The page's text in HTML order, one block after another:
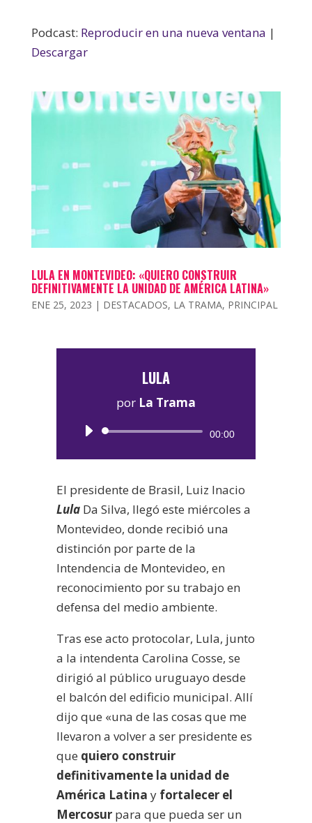
Podcast: Reproducir en una nueva ventana |
Descargar
LULA EN MONTEVIDEO: «QUIERO CONSTRUIR
DEFINITIVAMENTE LA UNIDAD DE AMÉRICA LATINA»
ENE 25, 2023 | DESTACADOS, LA TRAMA, PRINCIPAL
LULA
por La Trama
Reproductor
00:00
El presidente de Brasil, Luiz Inacio
Lula Da Silva, llegó este miércoles a
Montevideo, donde recibió una
distinción por parte de la
Intendencia de Montevideo, en
reconocimiento por su trabajo en
defensa del medio ambiente.
Tras ese acto protocolar, Lula, junto
a la intendenta Carolina Cosse, se
dirigió al público uruguayo desde
el balcón del edificio municipal. Allí
dijo que «una de las cosas que me
llevaron a volver a ser presidente es
que quiero construir
definitivamente la unidad de
América Latina y fortalecer el
Mercosurpara que pueda ser un